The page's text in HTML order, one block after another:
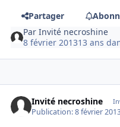
Partager
ParInvité necroshine
8 février 201313 ans
Invité necroshine
Publication:8 février